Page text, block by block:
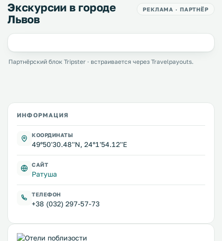
Экскурсии в городе
Львов
РЕКЛАМА · ПАРТНЁР
Партнёрский блок Tripster · встраивается через Travelpayouts.
ИНФОРМАЦИЯ
КООРДИНАТЫ
49°50'30.48''N, 24°1'54.12''E
САЙТ
Ратуша
ТЕЛЕФОН
+38 (032) 297-57-73